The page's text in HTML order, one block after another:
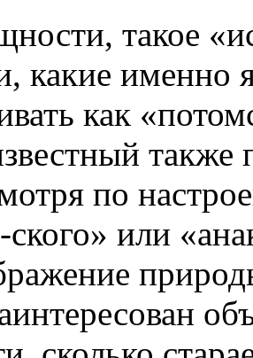
такое
ка­кие
как
также
по
или